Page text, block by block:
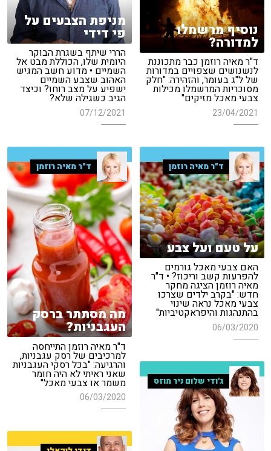
מניפת הצבעים על
פי דידי
הררי שיתף בשגרת הבוקר
היומית שלו, הכוללת מבט אל
השמיים • מדוע חשב המגיש
האהוב שצבע השמיים
ישפיע על מצב רוחו? וכיצד
הגיב כשגילה שלא?
07/12/2021
נוסיף מרשמלו
למדורה?
ד"ר מאיה רוזמן כבר מתכוננת
לנשנושים שצפויים במדורות
של ל"ג בעומר, והזהירה: "חלק
מסוכריות המרשמלו מכילות
צבעי מאכל מזיקים"
23/04/2021
ד"ר מאיה רוזמן
על טעם ועל צבע
האם צבעי מאכל גורמים
להפרעות קשב וריכוז? • ד"ר
מאיה רוזמן הציגה מחקר
חדש: "בקרב ילדים שצרכו
צבעי מאכל נראה שינוי
בהתנהגות והיפראקטיביות"
06/03/2020
ד"ר מאיה רוזמן
מה מסתתר ברסק
העגבניות?
ד"ר מאיה רוזמן התייחסה
למרכיבים של רסק עגבניות,
והרגיעה: "בכל רסקי העגבניות
שאני ראיתי לא היה חומר
משמר או צבעי מאכל"
06/03/2020
ג'ודי שלום ניר מוזס